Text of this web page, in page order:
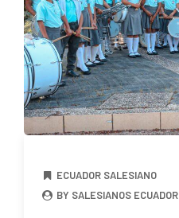
ECUADOR SALESIANO
BY SALESIANOS ECUADOR